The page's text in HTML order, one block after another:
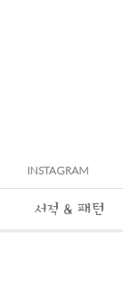
INSTAGRAM
서적 & 패턴